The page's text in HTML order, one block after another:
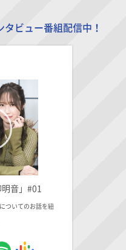
ビュー番組配信中！
音」#01
ついてのお話を紐